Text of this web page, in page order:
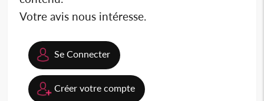
Votre avis nous intéresse.
Se Connecter
Créer votre compte